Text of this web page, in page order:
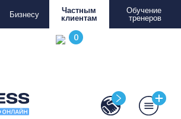
Бизнесу
Частным
клиентам
Обучение
тренеров